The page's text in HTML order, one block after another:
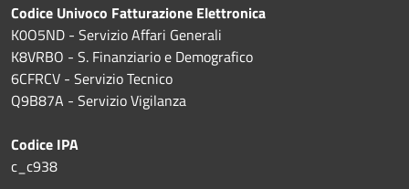
Codice Univoco Fatturazione Elettronica
K0O5ND - Servizio Affari Generali
K8VRBO - S. Finanziario e Demografico
6CFRCV - Servizio Tecnico
Q9B87A - Servizio Vigilanza
Codice IPA
c_c938